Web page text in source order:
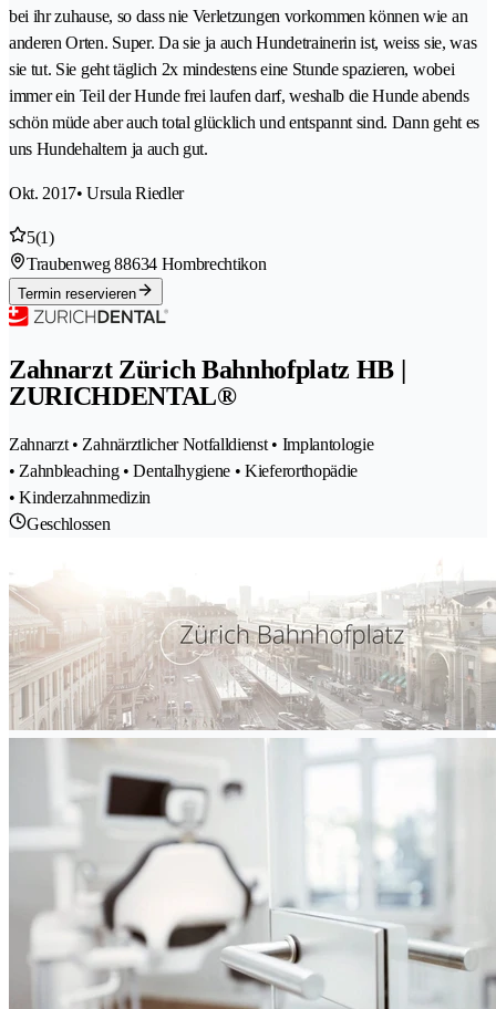
bei ihr zuhause, so dass nie Verletzungen vorkommen können wie an
anderen Orten. Super. Da sie ja auch Hundetrainerin ist, weiss sie, was
sie tut. Sie geht täglich 2x mindestens eine Stunde spazieren, wobei
immer ein Teil der Hunde frei laufen darf, weshalb die Hunde abends
schön müde aber auch total glücklich und entspannt sind. Dann geht es
uns Hundehaltern ja auch gut.
Okt. 2017• Ursula Riedler
5(1)
Traubenweg 88634 Hombrechtikon
Termin reservieren
Zahnarzt Zürich Bahnhofplatz HB |
ZURICHDENTAL®
Zahnarzt • Zahnärztlicher Notfalldienst • Implantologie
• Zahnbleaching • Dentalhygiene • Kieferorthopädie
• Kinderzahnmedizin
Geschlossen